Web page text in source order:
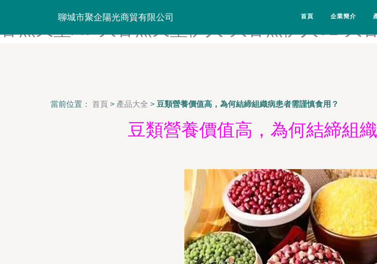
大香蕉丝袜制服-大香蕉四虎色-大香蕉四色AV-
聊城市聚企陽光商貿有限公司 首頁 企業簡介
當前位置： 首頁 > 產品大全 > 豆類營養價值高，為何結締組織病患者需謹慎食用？
豆類營養價值高，為何結締組